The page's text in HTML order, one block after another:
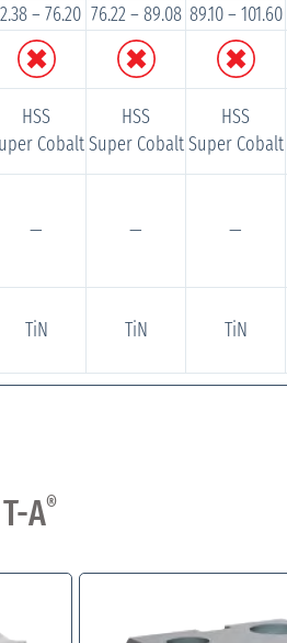
– 76.20 76.22 – 89.08 89.10 – 101.60
HSS
Cobalt
HSS
Super Cobalt
HSS
Super Cobalt
— — —
TiN TiN TiN
A®